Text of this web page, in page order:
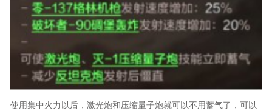
使用集中火力以后，激光炮和压缩量子炮就可以不用蓄气了，可以